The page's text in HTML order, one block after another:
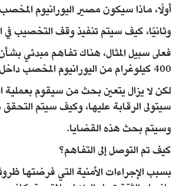
أولًا، ماذا سيكون مصير اليورانيوم
وثانيًا، كيف سيتم تنفيذ وقف التخصيب في
فعلى سبيل المثال، هناك تفاهم مبدئي
400 كيلوغرام من اليورانيوم المخصب داخل إيران.
لكن لا يزال يتعين بحث من سيقوم
سيتولى الرقابة عليها، وكيف سيتم
وسيتم بحث هذه القضايا.
كيف تم التوصل إلى التفاهم؟
بسبب الإجراءات الأمنية التي فرضتها